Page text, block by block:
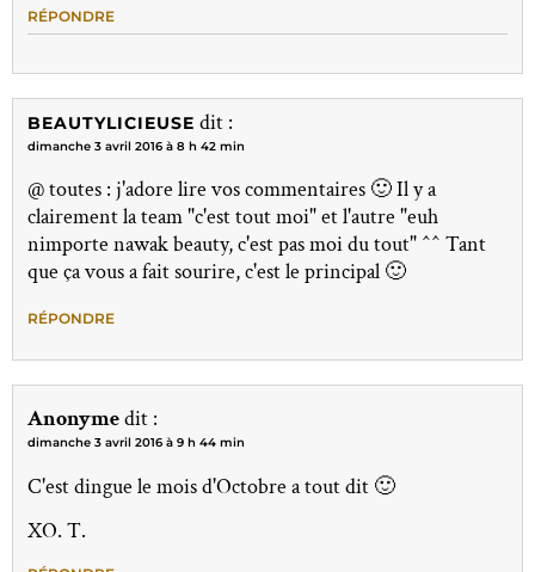
RÉPONDRE
BEAUTYLICIEUSE dit :
dimanche 3 avril 2016 à 8 h 42 min
@ toutes : j'adore lire vos commentaires 🙂 Il y a
clairement la team "c'est tout moi" et l'autre "euh
nimporte nawak beauty, c'est pas moi du tout" ^^ Tant
que ça vous a fait sourire, c'est le principal 🙂
RÉPONDRE
Anonymedit :
dimanche 3 avril 2016 à 9 h 44 min
C'est dingue le mois d'Octobre a tout dit 🙂
XO. T.